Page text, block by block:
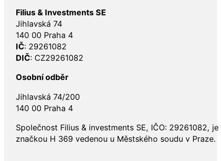
Filius & Investments SE
Jihlavská 74
140 00 Praha 4
IČ: 29261082
DIČ: CZ29261082
Osobní odběr
Jihlavská 74/200
140 00 Praha 4
Společnost Filius & investments SE, IČO: 29261082,
značkou H 369 vedenou u Městského soudu v Praze.